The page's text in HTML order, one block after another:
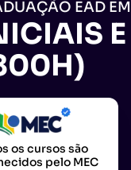
EAD EM
os cursos são
pelo MEC